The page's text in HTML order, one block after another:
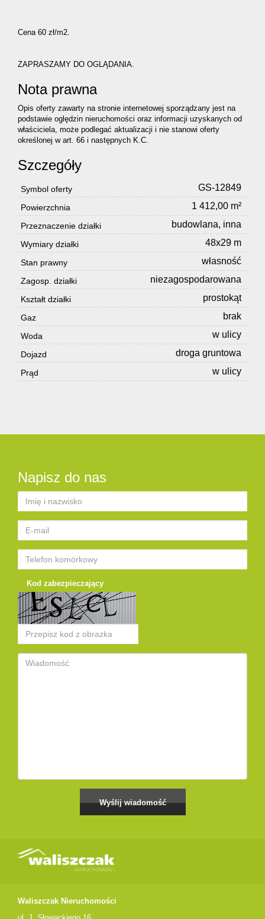
Cena 60 zł/m2.
ZAPRASZAMY DO OGLĄDANIA.
Nota prawna
Opis oferty zawarty na stronie internetowej sporządzany jest na
podstawie oględzin nieruchomości oraz informacji uzyskanych od
właściciela, może podlegać aktualizacji i nie stanowi oferty
określonej w art. 66 i następnych K.C.
Szczegóły
Symbol oferty GS-12849
Powierzchnia 1 412,00 m²
Przeznaczenie działki budowlana, inna
Wymiary działki 48x29 m
Stan prawny własność
Zagosp. działki niezagospodarowana
Kształt działki prostokąt
Gaz brak
Woda w ulicy
Dojazd droga gruntowa
Prąd w ulicy
Napisz do nas
Kod zabezpieczający
Waliszczak Nieruchomości